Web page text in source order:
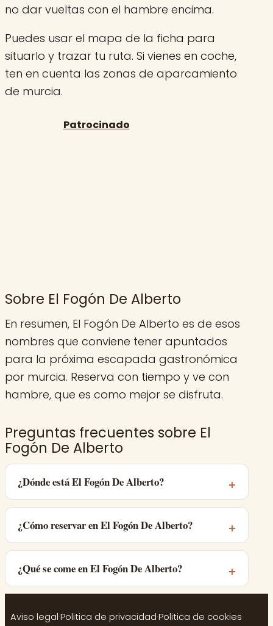
no dar vueltas con el hambre encima.
Puedes usar el mapa de la ficha para
situarlo y trazar tu ruta. Si vienes en coche,
ten en cuenta las zonas de aparcamiento
de murcia.
Sobre El Fogón De Alberto
En resumen, El Fogón De Alberto es de esos
nombres que conviene tener apuntados
para la próxima escapada gastronómica
por murcia. Reserva con tiempo y ve con
hambre, que es como mejor se disfruta.
Preguntas frecuentes sobre El
Fogón De Alberto
¿Dónde está El Fogón De Alberto?
¿Cómo reservar en El Fogón De Alberto?
¿Qué se come en El Fogón De Alberto?
Aviso legal·Politica de privacidad·Politica de cookies·